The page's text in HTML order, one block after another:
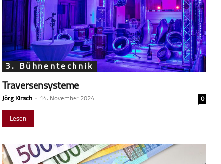
3. Bühnentechnik
Traversensysteme
Jörg Kirsch - 14. November 2024
0
Lesen